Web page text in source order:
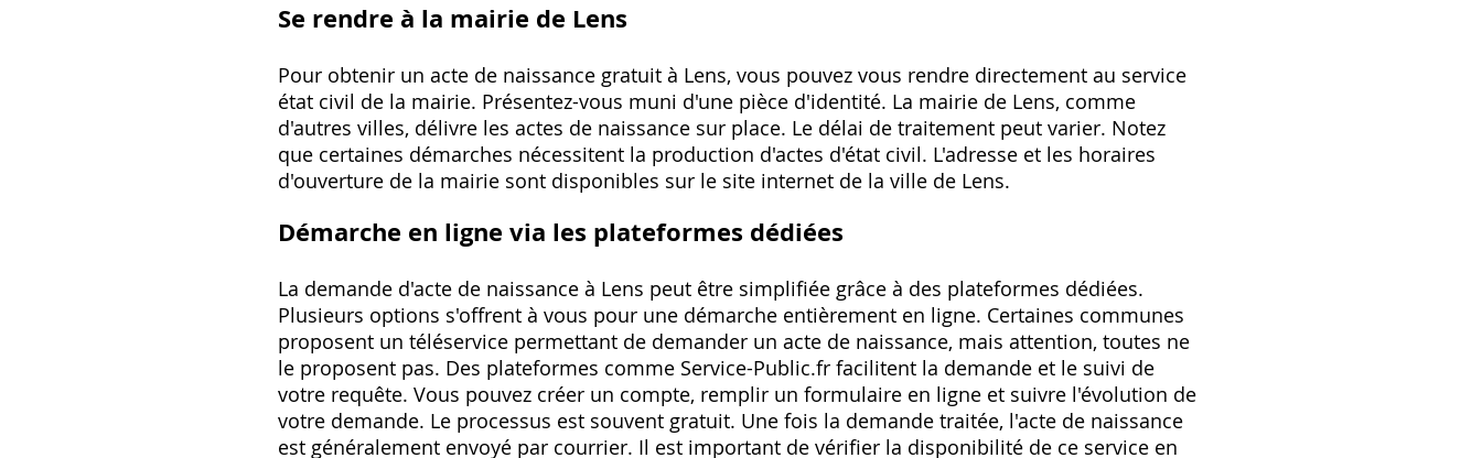
Se rendre à la mairie de Lens
Pour obtenir un acte de naissance gratuit à Lens, vous pouvez vous rendre directement au service
état civil de la mairie. Présentez-vous muni d'une pièce d'identité. La mairie de Lens, comme
d'autres villes, délivre les actes de naissance sur place. Le délai de traitement peut varier. Notez
que certaines démarches nécessitent la production d'actes d'état civil. L'adresse et les horaires
d'ouverture de la mairie sont disponibles sur le site internet de la ville de Lens.
Démarche en ligne via les plateformes dédiées
La demande d'acte de naissance à Lens peut être simplifiée grâce à des plateformes dédiées.
Plusieurs options s'offrent à vous pour une démarche entièrement en ligne. Certaines communes
proposent un téléservice permettant de demander un acte de naissance, mais attention, toutes ne
le proposent pas. Des plateformes comme Service-Public.fr facilitent la demande et le suivi de
votre requête. Vous pouvez créer un compte, remplir un formulaire en ligne et suivre l'évolution de
votre demande. Le processus est souvent gratuit. Une fois la demande traitée, l'acte de naissance
est généralement envoyé par courrier. Il est important de vérifier la disponibilité de ce service en